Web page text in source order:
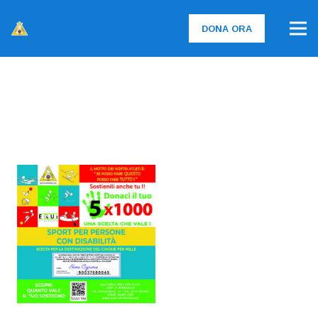
DONA ORA